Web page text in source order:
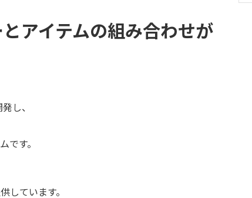
アイテムの組み合わせが
し、
です。
しています。